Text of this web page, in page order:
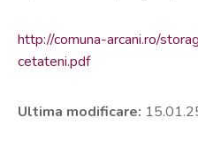
http://comuna-arcani.ro/
cetateni.pdf
Ultima modificare: